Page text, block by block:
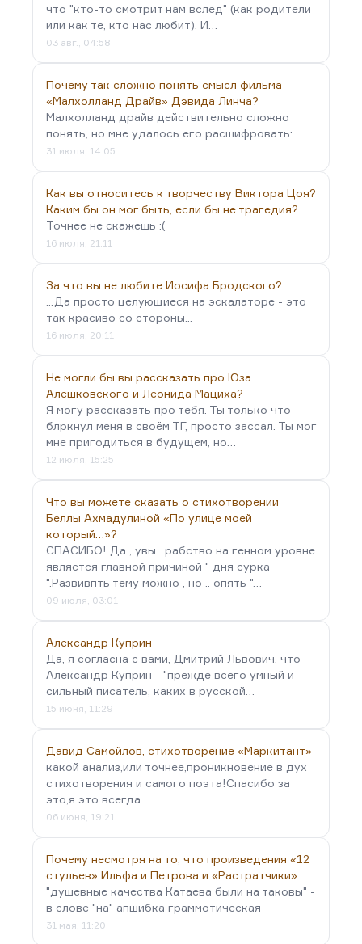
что "кто-то смотрит нам вслед" (как родители
или как те, кто нас любит). И…
03 авг., 04:58
Почему так сложно понять смысл фильма
«Малхолланд Драйв» Дэвида Линча?
Малхолланд драйв действительно сложно
понять, но мне удалось его расшифровать:…
31 июля, 14:05
Как вы относитесь к творчеству Виктора Цоя?
Каким бы он мог быть, если бы не трагедия?
Точнее не скажешь :(
16 июля, 21:11
За что вы не любите Иосифа Бродского?
...Да просто целующиеся на эскалаторе - это
так красиво со стороны...
16 июля, 20:11
Не могли бы вы рассказать про Юза
Алешковского и Леонида Мациха?
Я могу рассказать про тебя. Ты только что
блркнул меня в своём ТГ, просто зассал. Ты мог
мне пригодиться в будущем, но…
12 июля, 15:25
Что вы можете сказать о стихотворении
Беллы Ахмадулиной «По улице моей
который…»?
СПАСИБО! Да , увы . рабство на генном уровне
является главной причиной " дня сурка
".Развивпть тему можно , но .. опять "…
09 июля, 03:01
Александр Куприн
Да, я согласна с вами, Дмитрий Львович, что
Александр Куприн - "прежде всего умный и
сильный писатель, каких в русской…
15 июня, 11:29
Давид Самойлов, стихотворение «Маркитант»
какой анализ,или точнее,проникновение в дух
стихотворения и самого поэта!Спасибо за
это,я это всегда…
06 июня, 19:21
Почему несмотря на то, что произведения «12
стульев» Ильфа и Петрова и «Растратчики»…
"душевные качества Катаева были на таковы" -
в слове "на" апшибка граммотическая
31 мая, 11:20